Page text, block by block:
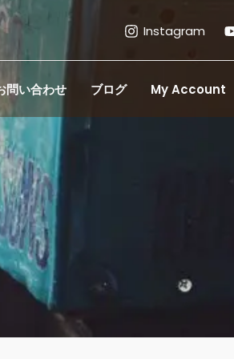
Instagram
問い合わせ ブログ My Account